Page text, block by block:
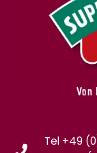
Von
Tel +49